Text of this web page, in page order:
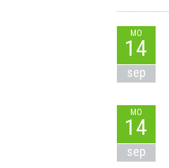
MO
14
sep
MO
14
sep